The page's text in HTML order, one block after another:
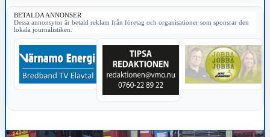
BETALDA ANNONSER
Dessa annonsytor är betald reklam från företag och organisationer som sponsrar den
lokala journalistiken.